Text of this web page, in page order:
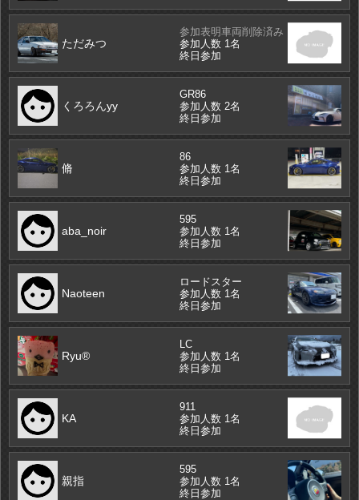
ただみつ
参加表明車両削除済み
参加人数 1名
終日参加
くろろんyy
GR86
参加人数 2名
終日参加
脩
86
参加人数 1名
終日参加
aba_noir
595
参加人数 1名
終日参加
Naoteen
ロードスター
参加人数 1名
終日参加
Ryu®️
LC
参加人数 1名
終日参加
KA
911
参加人数 1名
終日参加
親指
595
参加人数 1名
終日参加